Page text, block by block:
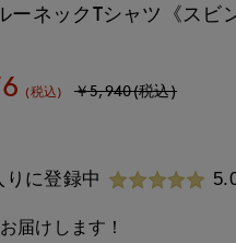
ーネックTシャツ《スビ
(税込) ￥5,940(税込)
りに登録中
届けします！